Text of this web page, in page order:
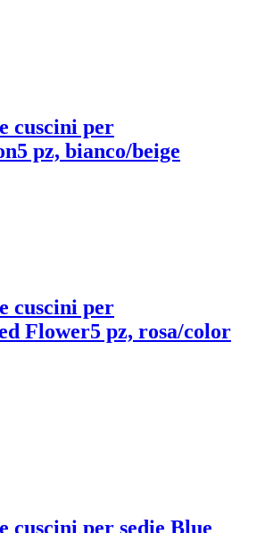
cuscini per
5 pz, bianco/beige
cuscini per
Flower5 pz, rosa/color
cuscini per sedie Blue